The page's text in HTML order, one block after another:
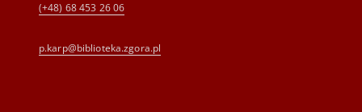
(+48) 68 453 26 06
p.karp@biblioteka.zgora.pl